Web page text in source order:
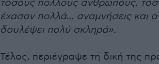
τόσους πολλούς ανθρώπους,
έχασαν πολλά... αναμνήσεις και
δουλέψει πολύ σκληρά».
Τέλος, περιέγραψε τη δική της